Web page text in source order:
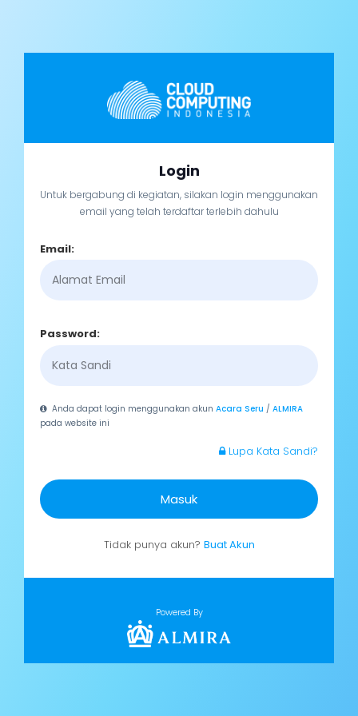
Login
Untuk bergabung di kegiatan, silakan login menggunakan
email yang telah terdaftar terlebih dahulu
Email:
Password:
Anda dapat login menggunakan akunAcara Seru /ALMIRA
pada website ini
Lupa Kata Sandi?
Masuk
Tidak punya akun? Buat Akun
Powered By